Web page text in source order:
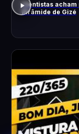
Cientistas
Pirâmide de Gizé